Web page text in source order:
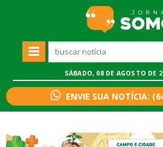
SÁBADO, 08 DE AGOSTO DE
ENVIE SUA NOTÍCIA: